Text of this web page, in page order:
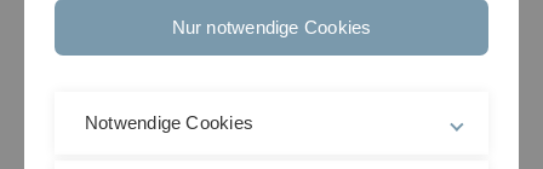
Nur notwendige Cookies
Notwendige Cookies